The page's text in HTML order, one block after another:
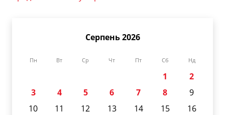
Серпень 2026
Пн Вт Ср Чт Пт Сб Нд
1
2
3
4 5 6 7 8
9
10
11 12 13 14 15
16